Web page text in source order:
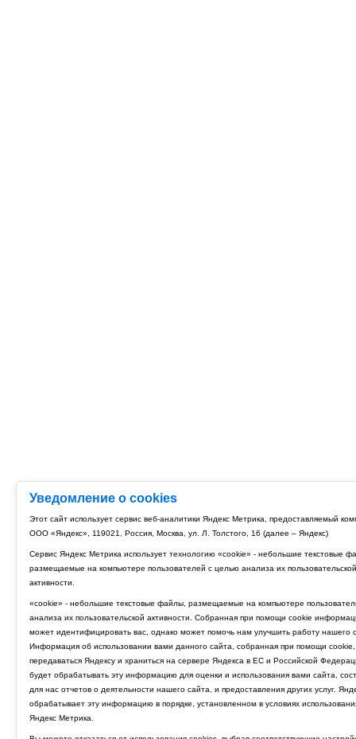
Уведомление о cookies
Этот сайт использует сервис веб-аналитики Яндекс Метрика, предоставляемый
ООО «Яндекс», 119021, Россия, Москва, ул. Л. Толстого, 16 (далее – Яндекс)
Сервис Яндекс Метрика использует технологию «cookie» - небольшие текстовые
размещаемые на компьютере пользователей с целью анализа их пользовательской
активности.
«cookie» - небольшие текстовые файлы, размещаемые на компьютере
анализа их пользовательской активности. Собранная при помощи cookie
может идентифицировать вас, однако может помочь нам улучшить работу нашего
Информация об использовании вами данного сайта, собранная при помощи cookie,
передаваться Яндексу и храниться на сервере Яндекса в ЕС и Российской
будет обрабатывать эту информацию для оценки и использования вами сайта,
для нас отчетов о деятельности нашего сайта, и предоставления других услуг.
обрабатывает эту информацию в порядке, установленном в условиях
Яндекс Метрика.